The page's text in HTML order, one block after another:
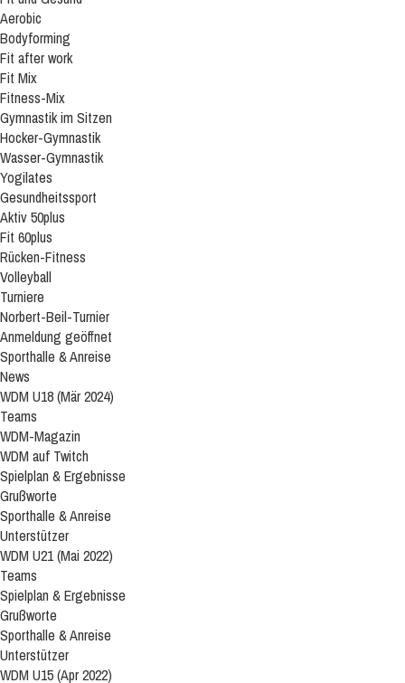
Aerobic
Bodyforming
Fit after work
Fit Mix
Fitness-Mix
Gymnastik im Sitzen
Hocker-Gymnastik
Wasser-Gymnastik
Yogilates
Gesundheitssport
Aktiv 50plus
Fit 60plus
Rücken-Fitness
Volleyball
Turniere
Norbert-Beil-Turnier
Anmeldung geöffnet
Sporthalle & Anreise
News
WDM U18 (Mär 2024)
Teams
WDM-Magazin
WDM auf Twitch
Spielplan & Ergebnisse
Grußworte
Sporthalle & Anreise
Unterstützer
WDM U21 (Mai 2022)
Teams
Spielplan & Ergebnisse
Grußworte
Sporthalle & Anreise
Unterstützer
WDM U15 (Apr 2022)